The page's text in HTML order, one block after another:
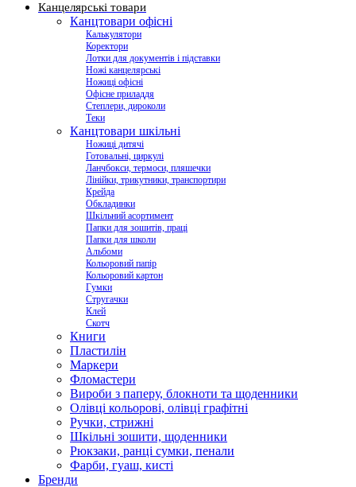
Канцелярські товари
Канцтовари офісні
Калькулятори
Коректори
Лотки для документів і підставки
Ножі канцелярські
Ножиці офісні
Офісне приладдя
Степлери, дироколи
Теки
Канцтовари шкільні
Ножиці дитячі
Готовальні, циркулі
Ланчбокси, термоси, пляшечки
Лінійки, трикутники, транспортири
Крейда
Обкладинки
Шкільний асортимент
Папки для зошитів, праці
Папки для школи
Альбоми
Кольоровий папір
Кольоровий картон
Гумки
Стругачки
Клей
Скотч
Книги
Пластилін
Маркери
Фломастери
Вироби з паперу, блокноти та щоденники
Олівці кольорові, олівці графітні
Ручки, стрижні
Шкільні зошити, щоденники
Рюкзаки, ранці сумки, пенали
Фарби, гуаш, кисті
Бренди